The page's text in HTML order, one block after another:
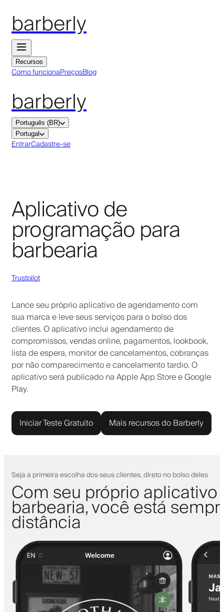
barberly
Recursos
Como funcionaPreçosBlog
barberly
Português (BR)
Portugal
EntrarCadastre-se
Aplicativo de
programação para
barbearia
Trustpilot
Lance seu próprio aplicativo de agendamento com
sua marca e leve seus serviços para o bolso dos
clientes. O aplicativo inclui agendamento de
compromissos, vendas online, pagamentos, lookbook,
lista de espera, monitor de cancelamentos, cobranças
por não comparecimento e cancelamento tardio. O
aplicativo será publicado na Apple App Store e Google
Play.
Iniciar Teste Gratuito Mais recursos do Barberly
Seja a primeira escolha dos seus clientes, direto no bolso deles
Com seu próprio
barbearia, você está
distância